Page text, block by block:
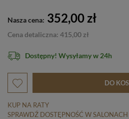
Nasza cena: 352,00 zł
Cena detaliczna: 415,00 zł
Dostępny! Wysyłamy w 24h
DO
KUP NA RATY
SPRAWDŹ DOSTĘPNOŚĆ W SALONACH